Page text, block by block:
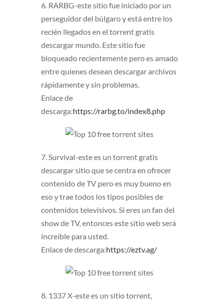
6. RARBG-este sitio fue iniciado por un
perseguidor del búlgaro y está entre los
recién llegados en el torrent gratis
descargar mundo. Este sitio fue
bloqueado recientemente pero es amado
entre quienes desean descargar archivos
rápidamente y sin problemas.
Enlace de
descarga:https://rarbg.to/index8.php
7. Survival-este es un torrent gratis
descargar sitio que se centra en ofrecer
contenido de TV pero es muy bueno en
eso y trae todos los tipos posibles de
contenidos televisivos. Si eres un fan del
show de TV, entonces este sitio web será
increíble para usted.
Enlace de descarga:https://eztv.ag/
8. 1337 X-este es un sitio torrent,